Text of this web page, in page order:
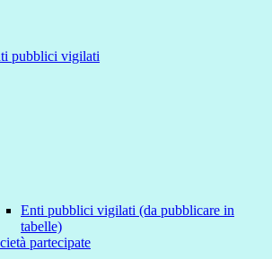
pubblici vigilati
Enti pubblici vigilati (da pubblicare in
tabelle)
partecipate